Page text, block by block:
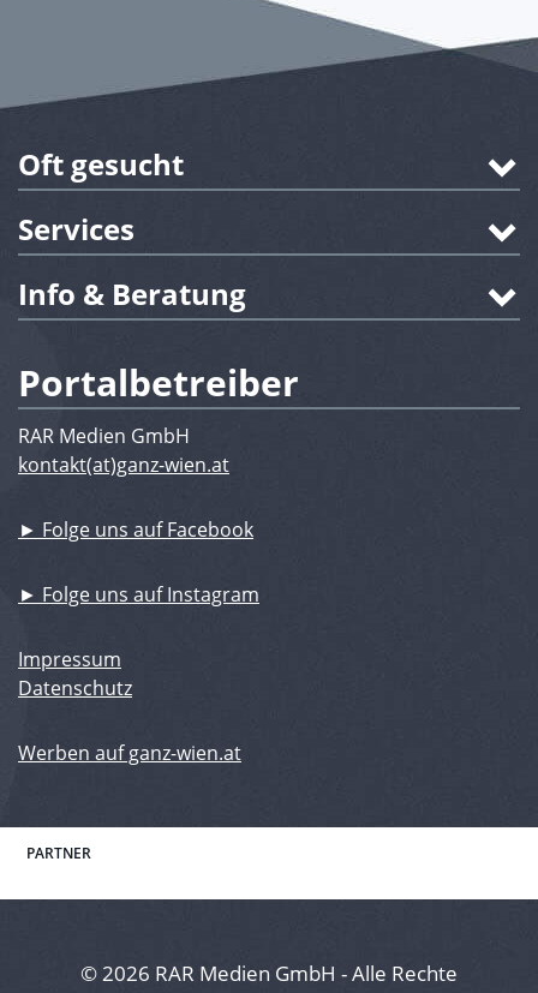
Oft gesucht
Services
Info & Beratung
Portalbetreiber
RAR Medien GmbH
kontakt(at)ganz-wien.at
► Folge uns auf Facebook
► Folge uns auf Instagram
Impressum
Datenschutz
Werben auf ganz-wien.at
PARTNER
© 2026 RAR Medien GmbH - Alle Rechte